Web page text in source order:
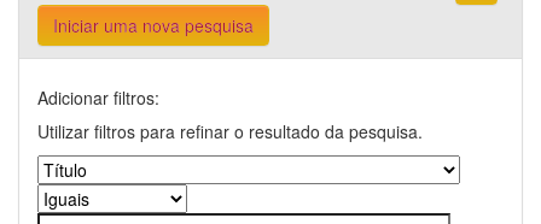
Iniciar uma nova pesquisa
Adicionar filtros:
Utilizar filtros para refinar o resultado da pesquisa.